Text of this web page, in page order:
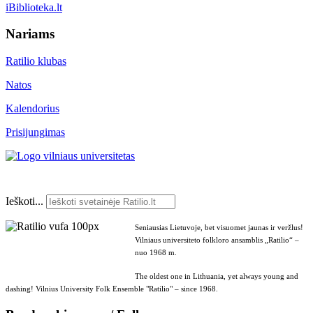
iBiblioteka.lt
Nariams
Ratilio klubas
Natos
Kalendorius
Prisijungimas
Ieškoti...
Seniausias Lietuvoje, bet visuomet jaunas ir veržlus!
Vilniaus universiteto folkloro ansamblis „Ratilio“ –
nuo 1968 m.
The oldest one in Lithuania, yet always young and
dashing! Vilnius University Folk Ensemble "Ratilio" – since 1968.